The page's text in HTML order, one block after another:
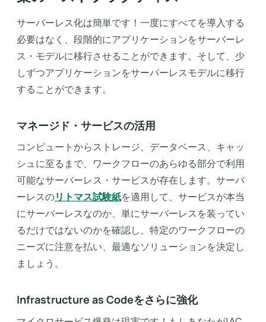
サーバーレス化は簡単です！一度にすべてを導入する
必要はなく、段階的にアプリケーションをサーバーレ
ス・モデルに移行させることができます。そして、少
しずつアプリケーションをサーバーレスモデルに移行
することができます。
マネージド・サービスの活用
コンピュートからストレージ、データベース、キャッ
シュに至るまで、ワークフローのあらゆる部分で利用
可能なサーバーレス・サービスが存在します。サーバ
ーレスのリトマス試験紙を適用して、サービスが本当
にサーバーレスなのか、単にサーバーレスを装ってい
るだけではないのかを確認し、特定のワークフローの
ニーズに注意を払い、最適なソリューションを決定し
ましょう。
Infrastructure as Codeをさらに強化‍